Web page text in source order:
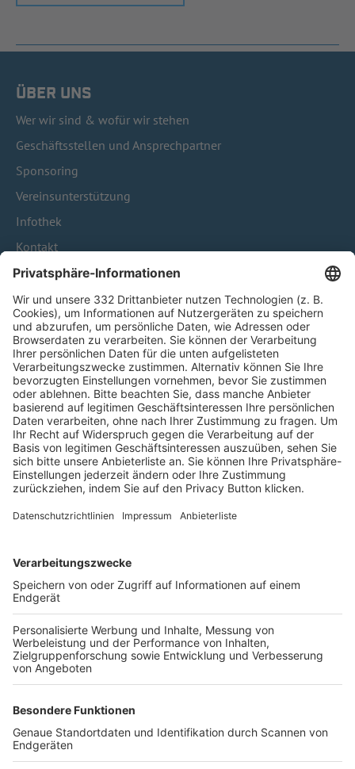
ÜBER UNS
Wer wir sind & wofür wir stehen
Geschäftsstellen und Ansprechpartner
Sponsoring
Vereinsunterstützung
Infothek
Kontakt
HÄUFIG BESUCHTE SEITEN
Pässe und Vereinswechsel
Trainerausbildung
Schulungsangebot Vereinsmitarbeiter
BFV-Geschäftsstellen
Trainerbörse
Login SpielPlus
FOLGE DEM BFV
TOP-VEREINE
TOP-PARTNER